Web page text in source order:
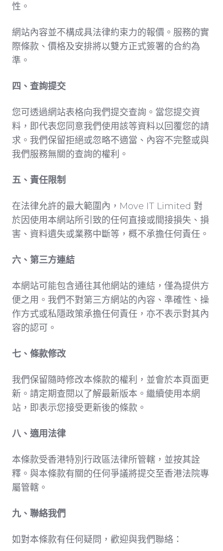
性。
網站內容並不構成具法律約束力的報價。服務的實
際條款、價格及安排將以雙方正式簽署的合約為
準。
四、查詢提交
您可透過網站表格向我們提交查詢。當您提交資
料，即代表您同意我們使用該等資料以回覆您的請
求。我們保留拒絕或忽略不適當、內容不完整或與
我們服務無關的查詢的權利。
五、責任限制
在法律允許的最大範圍內，Move IT Limited 對
於因使用本網站所引致的任何直接或間接損失、損
害、資料遺失或業務中斷等，概不承擔任何責任。
六、第三方連結
本網站可能包含通往其他網站的連結，僅為提供方
便之用。我們不對第三方網站的內容、準確性、操
作方式或私隱政策承擔任何責任，亦不表示對其內
容的認可。
七、條款修改
我們保留隨時修改本條款的權利，並會於本頁面更
新。請定期查閱以了解最新版本。繼續使用本網
站，即表示您接受更新後的條款。
八、適用法律
本條款受香港特別行政區法律所管轄，並按其詮
釋。與本條款有關的任何爭議將提交至香港法院專
屬管轄。
九、聯絡我們
如對本條款有任何疑問，歡迎與我們聯絡：